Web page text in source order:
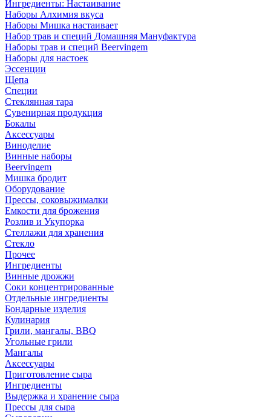
Ингредиенты: Настаивание
Наборы Алхимия вкуса
Наборы Мишка настаивает
Набор трав и специй Домашняя Мануфактура
Наборы трав и специй Beervingem
Наборы для настоек
Эссенции
Щепа
Специи
Стеклянная тара
Сувенирная продукция
Бокалы
Аксессуары
Виноделие
Винные наборы
Beervingem
Мишка бродит
Оборудование
Прессы, соковыжималки
Емкости для брожения
Розлив и Укупорка
Стеллажи для хранения
Стекло
Прочее
Ингредиенты
Винные дрожжи
Соки концентрированные
Отдельные ингредиенты
Бондарные изделия
Кулинария
Грили, мангалы, BBQ
Угольные грили
Мангалы
Аксессуары
Приготовление сыра
Ингредиенты
Выдержка и хранение сыра
Прессы для сыра